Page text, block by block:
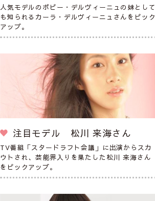
人気モデルのポピー・デルヴィーニュの妹として
も知られるカーラ・デルヴィーニュさんをピック
アップ。
注目モデル 松川 来海さん
TV番組「スタードラフト会議」に出演からスカ
ウトされ、芸能界入りを果たした松川 来海さん
をピックアップ。